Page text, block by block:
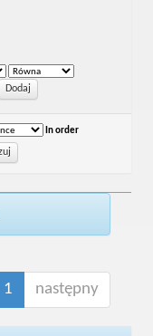
In order
1 następny